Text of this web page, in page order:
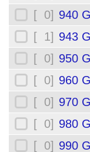
[ 0] 940
[ 1] 943
[ 0] 950
[ 0] 960
[ 0] 970
[ 0] 980
[ 0] 990